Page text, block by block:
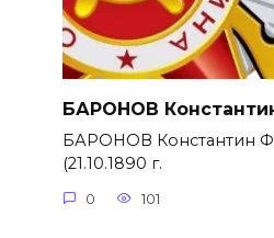
БАРОНОВ
БАРОНОВ Константин
(21.10.1890 г.
0 101